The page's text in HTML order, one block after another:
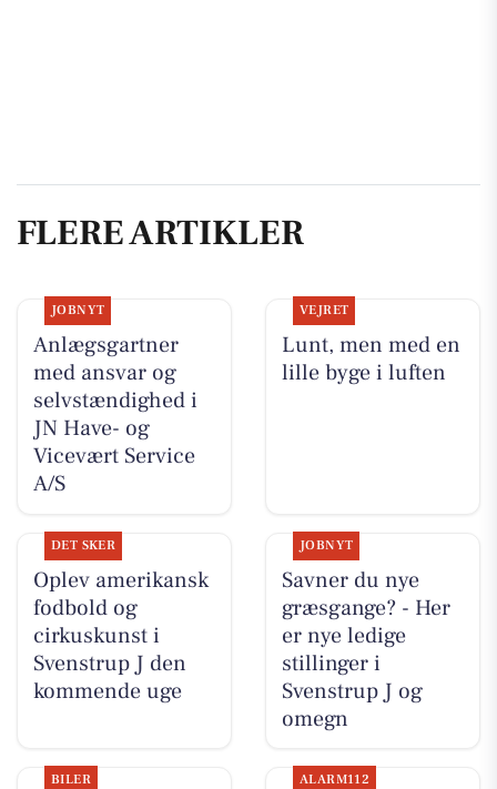
FLERE ARTIKLER
JOBNYT
Anlægsgartner
med ansvar og
selvstændighed i
JN Have- og
Vicevært Service
A/S
VEJRET
Lunt, men med en
lille byge i luften
DET SKER
Oplev amerikansk
fodbold og
cirkuskunst i
Svenstrup J den
kommende uge
JOBNYT
Savner du nye
græsgange? - Her
er nye ledige
stillinger i
Svenstrup J og
omegn
BILER ALARM112